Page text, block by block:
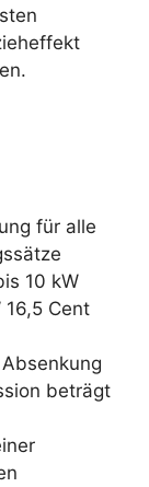
für alle
10 kW
16,5 Cent
beträgt